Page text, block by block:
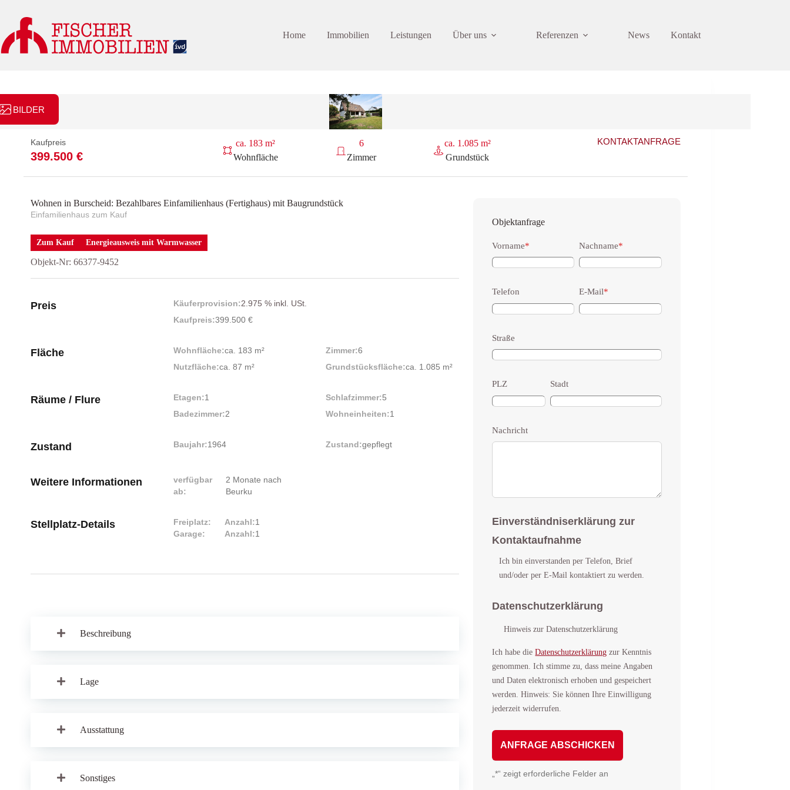
springen
Home
Immobilien Leistungen Über uns Referenzen News Kontakt
BILDER
Kaufpreis
399.500 €
ca. 183 m²
Wohnfläche
6
Zimmer
ca. 1.085 m²
Grundstück
KONTAKTANFRAGE
Wohnen in Burscheid: Bezahlbares Einfamilienhaus (Fertighaus) mit Baugrundstück
Einfamilienhaus zum Kauf
Zum Kauf Energieausweis mit Warmwasser
Objekt-Nr: 66377-9452
Preis Käuferprovision:2.975 % inkl. USt.
Kaufpreis:399.500 €
Fläche Wohnfläche:ca. 183 m² Zimmer:6
Nutzfläche:ca. 87 m² Grundstücksfläche:ca. 1.085 m²
Räume / Flure Etagen:1 Schlafzimmer:5
Badezimmer:2 Wohneinheiten:1
Zustand Baujahr:1964 Zustand:gepflegt
Weitere Informationen
verfügbar
ab:
2 Monate nach
Beurku
Stellplatz-Details Freiplatz: Anzahl:1
Garage:
Anzahl:1
Beschreibung
Lage
Ausstattung
Sonstiges
Objektanfrage
„*“ zeigt erforderliche Felder an
Vorname* Nachname*
Telefon E-Mail*
Straße
PLZ Stadt
Nachricht
Einverständniserklärung zur
Kontaktaufnahme
Ich bin einverstanden per Telefon, Brief
und/oder per E-Mail kontaktiert zu werden.
Datenschutzerklärung
Hinweis zur Datenschutzerklärung
Ich habe dieDatenschutzerklärung zur Kenntnis
genommen. Ich stimme zu, dass meine Angaben
und Daten elektronisch erhoben und gespeichert
werden. Hinweis: Sie können Ihre Einwilligung
jederzeit widerrufen.
l